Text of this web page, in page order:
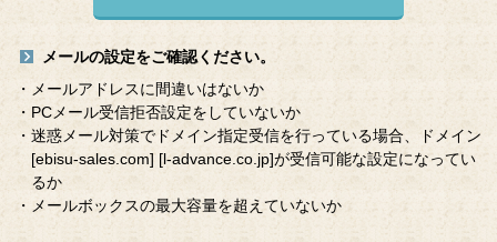
メールの設定をご確認ください。
・メールアドレスに間違いはないか
・PCメール受信拒否設定をしていないか
・迷惑メール対策でドメイン指定受信を行っている場合、ドメイン
[ebisu-sales.com] [l-advance.co.jp]が受信可能な設定になってい
るか
・メールボックスの最大容量を超えていないか